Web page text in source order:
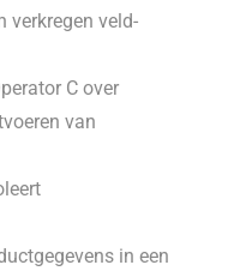
verkregen veld-
C over
van
in een